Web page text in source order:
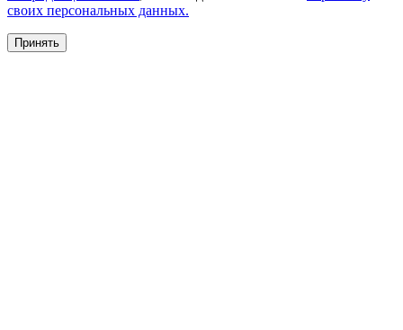
своих персональных данных.
Принять